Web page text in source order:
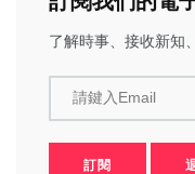
了解時事、接收新知
請鍵入Email
訂閱